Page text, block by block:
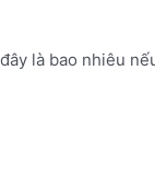
là bao nhiêu